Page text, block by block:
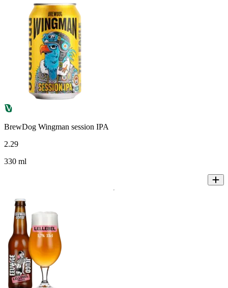
BrewDog Wingman session IPA
2.29
330 ml